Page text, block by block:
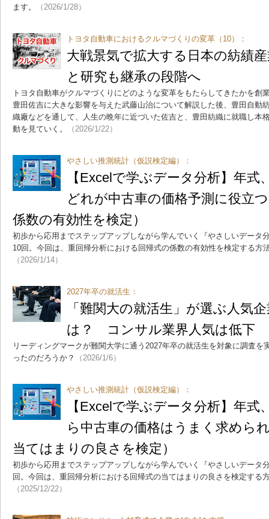
ます。
（2026/1/28）
トヨタ自動車におけるクルマづくりの変革（10）：
大戦景気で拡大する日本の紡績
と研究も継承の段階へ
トヨタ自動車がクルマづくりにどのような変革をもたらしてきたかを創
豊田佐吉に大きな影響を与えた武藤山治について解説した後、豊田自動
織廠などを通して、人生の晩年に近づいた佐吉と、豊田紡織に就職し本
動を見ていく。
（2026/1/22）
やさしい推測統計（仮説検定編）：
【Excelで学ぶデータ分析】年式
どれが中古車の価格予測に役立
係数の有効性を検定）
初歩から応用までステップアップしながら学んでいく『やさしいデータ
10回。今回は、重回帰分析における回帰式の係数の有効性を検定する方
（2026/1/14）
2027年卒の就活生：
「難関大の就活生」が選ぶ人気
は？ コンサル業界人気は低下
リーディングマークが難関大学に通う2027年卒の就活生を対象に調査を
ったのだろうか？
（2026/1/6）
やさしい推測統計（仮説検定編）：
【Excelで学ぶデータ分析】年式
ら中古車の価格はうまく求めら
当てはまりの良さを検定）
初歩から応用までステップアップしながら学んでいく『やさしいデータ
回。今回は、重回帰分析における回帰式の当てはまりの良さを検定する
（2025/12/22）